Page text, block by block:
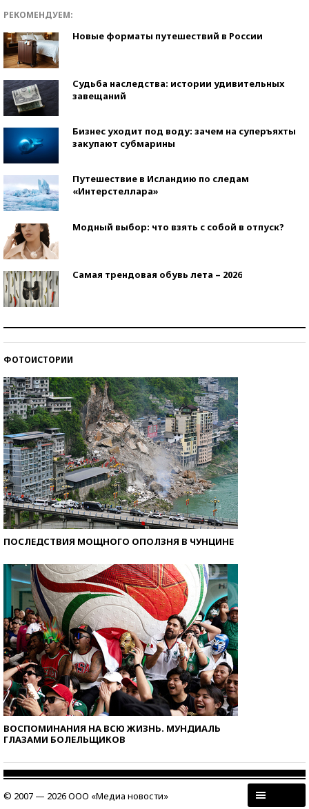
РЕКОМЕНДУЕМ:
Новые форматы путешествий в России
Судьба наследства: истории удивительных
завещаний
Бизнес уходит под воду: зачем на суперъяхты
закупают субмарины
Путешествие в Исландию по следам
«Интерстеллара»
Модный выбор: что взять с собой в отпуск?
Самая трендовая обувь лета – 2026
ФОТОИСТОРИИ
ПОСЛЕДСТВИЯ МОЩНОГО ОПОЛЗНЯ В ЧУНЦИНЕ
ВОСПОМИНАНИЯ НА ВСЮ ЖИЗНЬ. МУНДИАЛЬ
ГЛАЗАМИ БОЛЕЛЬЩИКОВ
© 2007 — 2026 ООО «Медиа новости»